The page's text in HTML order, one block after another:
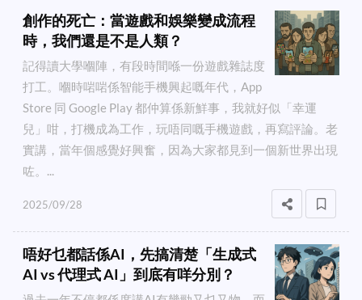
創作的死亡：當遊戲和娛樂變成流程
時，我們還是不是人類？
記得讀大學嗰陣，有段時間喺一份遊戲雜誌度
打工。嗰時啱啱係智能手機興起嘅年代，App
Store 同 Google Play 都仲算係新鮮事，我就好似「幸運
兒」咁，打機成為工作，玩唔同嘅手機遊戲，再寫評論。老
實講，當年個感覺好興奮，因為大家都見到一個新世界出現
咗。...
2025/09/28
唔好乜都話係AI，先搞清楚「生成式
AI vs 代理式 AI」到底有咩分別？